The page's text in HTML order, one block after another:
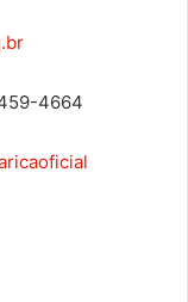
4664